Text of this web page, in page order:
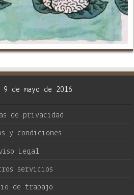
9 de mayo de 2016
de privacidad
y condiciones
Legal
servicios
de trabajo